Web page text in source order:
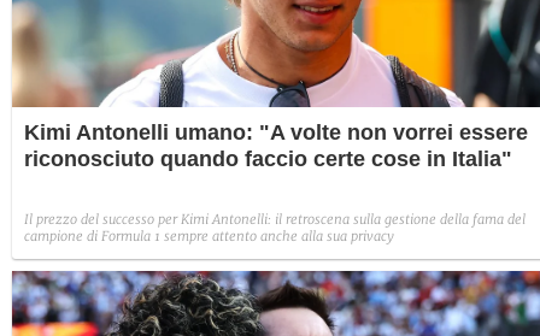
Kimi Antonelli umano: "A volte non vorrei essere
riconosciuto quando faccio certe cose in Italia"
Il prezzo del successo per Kimi Antonelli: il retroscena sulla gestione della fama del
campione di Formula 1 sempre attento anche alla sua privacy